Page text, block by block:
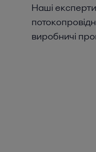
Наші
виробничі